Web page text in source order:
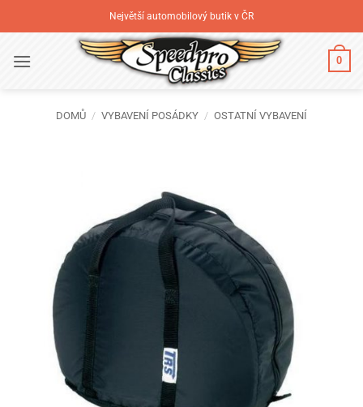
na
Největší automobilový butik v ČR
0
DOMŮ / VYBAVENÍ POSÁDKY / OSTATNÍ VYBAVENÍ